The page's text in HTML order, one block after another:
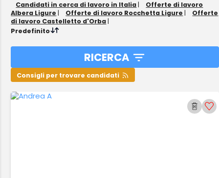
Candidati in cerca di lavoro in Italia |
Offerte di lavoro
Albera Ligure | Offerte di lavoro Rocchetta Ligure |
Offerte
di lavoro Castelletto d'Orba |
Predefinito
RICERCA
Consigli per trovare candidati